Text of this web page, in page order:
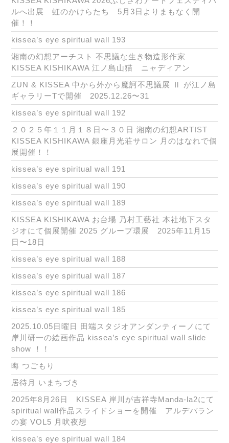
ルへ出展 虹のかけらたち 5月3日よりまもなく開
催！！
kissea’s eye spiritual wall 193
湘南の幻想アーチスト 不思議な生き物造形作家
KISSEA KISHIKAWA 江ノ島山猫 ニャディアン
ZUN & KISSEA 中から外から魔訶不思議展 Ⅱ が江ノ島
ギャラリーTで開催 2025.12.26〜31
kissea’s eye spiritual wall 192
２０２５年１１月１８日〜３０日 湘南の幻想ARTIST
KISSEA KISHIKAWA 銀座月光荘サロン 月のはなれで個
展開催！！
kissea’s eye spiritual wall 191
kissea’s eye spiritual wall 190
kissea’s eye spiritual wall 189
KISSEA KISHIKAWA お台場 乃村工藝社 本社地下スタ
ジオにて個展開催 2025 グループ環展 2025年11月15
日〜18日
kissea’s eye spiritual wall 188
kissea’s eye spiritual wall 187
kissea’s eye spiritual wall 186
kissea’s eye spiritual wall 185
2025.10.05日曜日 田端スタジオアンダンティーノにて
岸川研一の絵画作品 kissea’s eye spiritual wall slide
show ！！
晦 つごもり
居待月 いまちづき
2025年8月26日 KISSEA 岸川が吉祥寺Manda-la2にて
spiritual wall作品スライドショーを開催 アルデバラン
の宴 VOL5 月吠夜想
kissea’s eye spiritual wall 184